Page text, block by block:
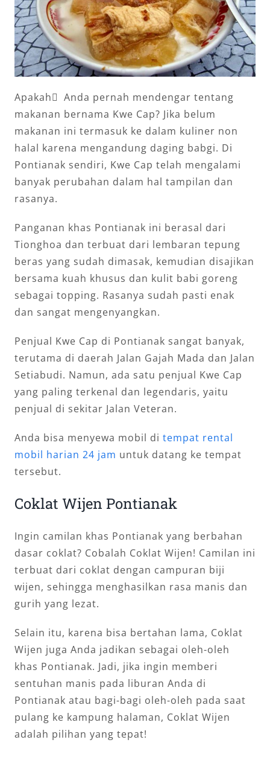
Apakah ِ Anda pernah mendengar tentang
makanan bernama Kwe Cap? Jika belum
makanan ini termasuk ke dalam kuliner non
halal karena mengandung daging babgi. Di
Pontianak sendiri, Kwe Cap telah mengalami
banyak perubahan dalam hal tampilan dan
rasanya.
Panganan khas Pontianak ini berasal dari
Tionghoa dan terbuat dari lembaran tepung
beras yang sudah dimasak, kemudian disajikan
bersama kuah khusus dan kulit babi goreng
sebagai topping. Rasanya sudah pasti enak
dan sangat mengenyangkan.
Penjual Kwe Cap di Pontianak sangat banyak,
terutama di daerah Jalan Gajah Mada dan Jalan
Setiabudi. Namun, ada satu penjual Kwe Cap
yang paling terkenal dan legendaris, yaitu
penjual di sekitar Jalan Veteran.
Anda bisa menyewa mobil di tempat rental
mobil harian 24 jam untuk datang ke tempat
tersebut.
Coklat Wijen Pontianak
Ingin camilan khas Pontianak yang berbahan
dasar coklat? Cobalah Coklat Wijen! Camilan ini
terbuat dari coklat dengan campuran biji
wijen, sehingga menghasilkan rasa manis dan
gurih yang lezat.
Selain itu, karena bisa bertahan lama, Coklat
Wijen juga Anda jadikan sebagai oleh-oleh
khas Pontianak. Jadi, jika ingin memberi
sentuhan manis pada liburan Anda di
Pontianak atau bagi-bagi oleh-oleh pada saat
pulang ke kampung halaman, Coklat Wijen
adalah pilihan yang tepat!